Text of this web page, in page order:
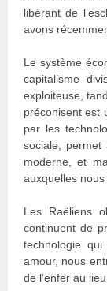
libérant de
avons
Le système
capitalisme
exploiteuse,
préconisent est
par les
sociale,
moderne, et
auxquelles nous
Les Raëliens
continuent de
technologie
amour, nous
de l’enfer au